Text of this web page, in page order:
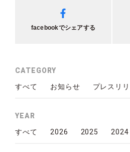
facebookでシェアする
CATEGORY
すべて お知らせ プレスリ
YEAR
すべて 2026 2025 2024